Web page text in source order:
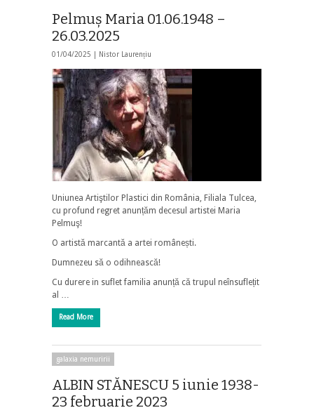
Pelmuş Maria 01.06.1948 –
26.03.2025
01/04/2025 | Nistor Laurențiu
Uniunea Artiştilor Plastici din România, Filiala Tulcea,
cu profund regret anunțăm decesul artistei Maria
Pelmuş!
O artistă marcantă a artei românești.
Dumnezeu să o odihnească!
Cu durere in suflet familia anunță că trupul neînsuflețit
al …
Read More
galaxia nemuririi
ALBIN STĂNESCU 5 iunie 1938-
23 februarie 2023